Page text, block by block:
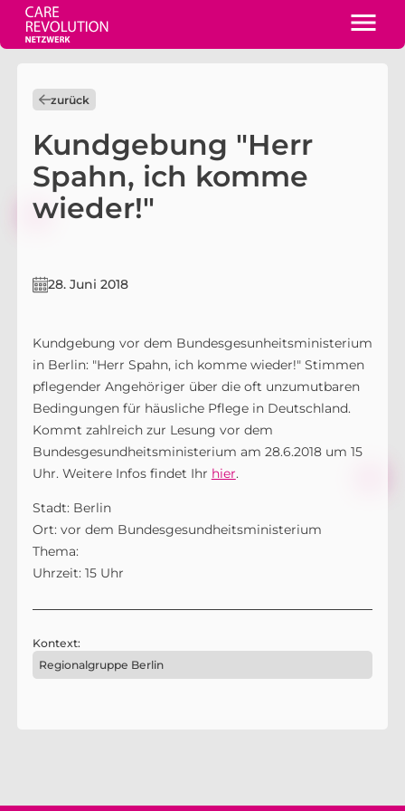
zurück
Kundgebung "Herr
Spahn, ich komme
wieder!"
28. Juni 2018
Kundgebung vor dem Bundesgesunheitsministerium
in Berlin: "Herr Spahn, ich komme wieder!" Stimmen
pflegender Angehöriger über die oft unzumutbaren
Bedingungen für häusliche Pflege in Deutschland.
Kommt zahlreich zur Lesung vor dem
Bundesgesundheitsministerium am 28.6.2018 um 15
Uhr. Weitere Infos findet Ihr hier.
Stadt: Berlin
Ort: vor dem Bundesgesundheitsministerium
Thema:
Uhrzeit: 15 Uhr
Kontext:
Regionalgruppe Berlin